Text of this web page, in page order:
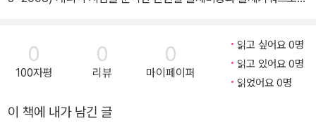
정답 & 오답해설 각 선택지별 상세한 해설로 고난도 문항까지 쉽게
이해 - 챕터별 키워드 & 취약영역 체크 문제 풀이 후 챕터별 취약영역
모의고사 실제 시험에서 출제될 만한 최상의 실전 문항으로 구성한
0
100자평
0
리뷰
0
마이페이퍼
읽고 싶어요 0명
읽고 있어요 0명
읽었어요 0명
이 책에 내가 남긴 글